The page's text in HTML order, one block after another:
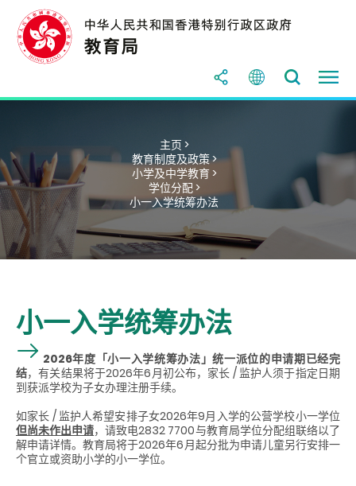
主页 >
教育制度及政策 >
小学及中学教育 >
学位分配 >
小一入学统筹办法
小一入学统筹办法
2026年度「小一入学统筹办法」统一派位的申请期已经完
结，有关结果将于2026年6月初公布，家长 / 监护人须于指定日期
到获派学校为子女办理注册手续。
如家长 / 监护人希望安排子女2026年9月入学的公营学校小一学位
但尚未作出申请，请致电2832 7700与教育局学位分配组联络以了
解申请详情。教育局将于2026年6月起分批为申请儿童另行安排一
个官立或资助小学的小一学位。